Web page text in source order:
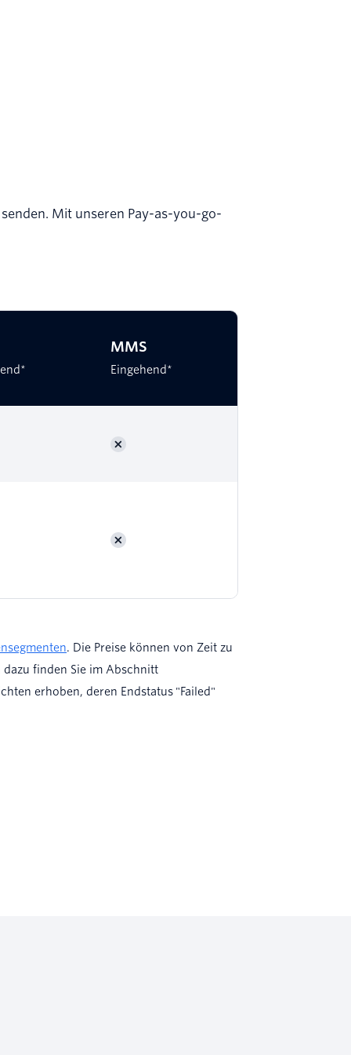
Mit unseren Pay-as-you-go-
MMS
Eingehend*
. Die Preise können von Zeit zu
finden Sie im Abschnitt
erhoben, deren Endstatus "Failed"